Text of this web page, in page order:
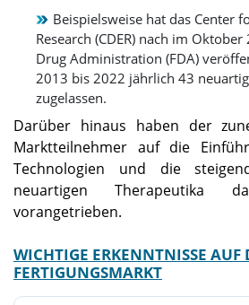
Beispielsweise hat das Center
Research (CDER) nach im
Drug Administration (FDA)
2013 bis 2022 jährlich 43
zugelassen.
Darüber hinaus haben der
Marktteilnehmer auf die
Technologien und die
neuartigen Therapeutika
vorangetrieben.
WICHTIGE ERKENNTNISSE
FERTIGUNGSMARKT